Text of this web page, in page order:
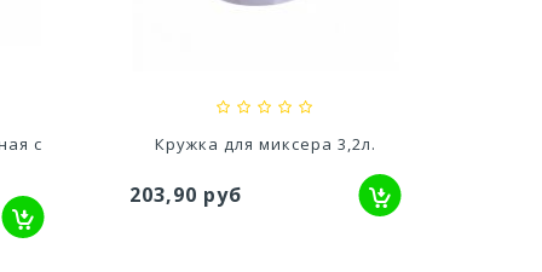
Чаша для миксера 3шт (№1,
607,50 руб